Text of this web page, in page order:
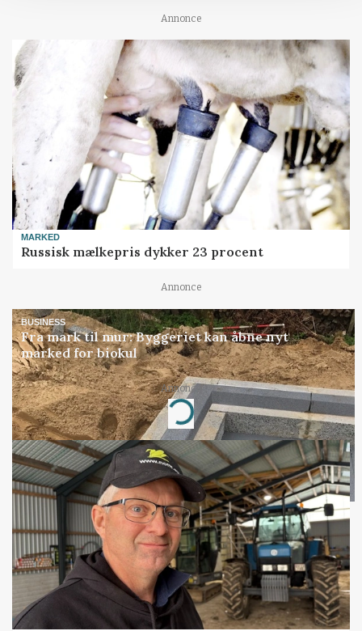
Annonce
MARKED
Russisk mælkepris dykker 23 procent
Annonce
BUSINESS
Fra mark til mur: Byggeriet kan åbne nyt
marked for biokul
Annonce
Loading...